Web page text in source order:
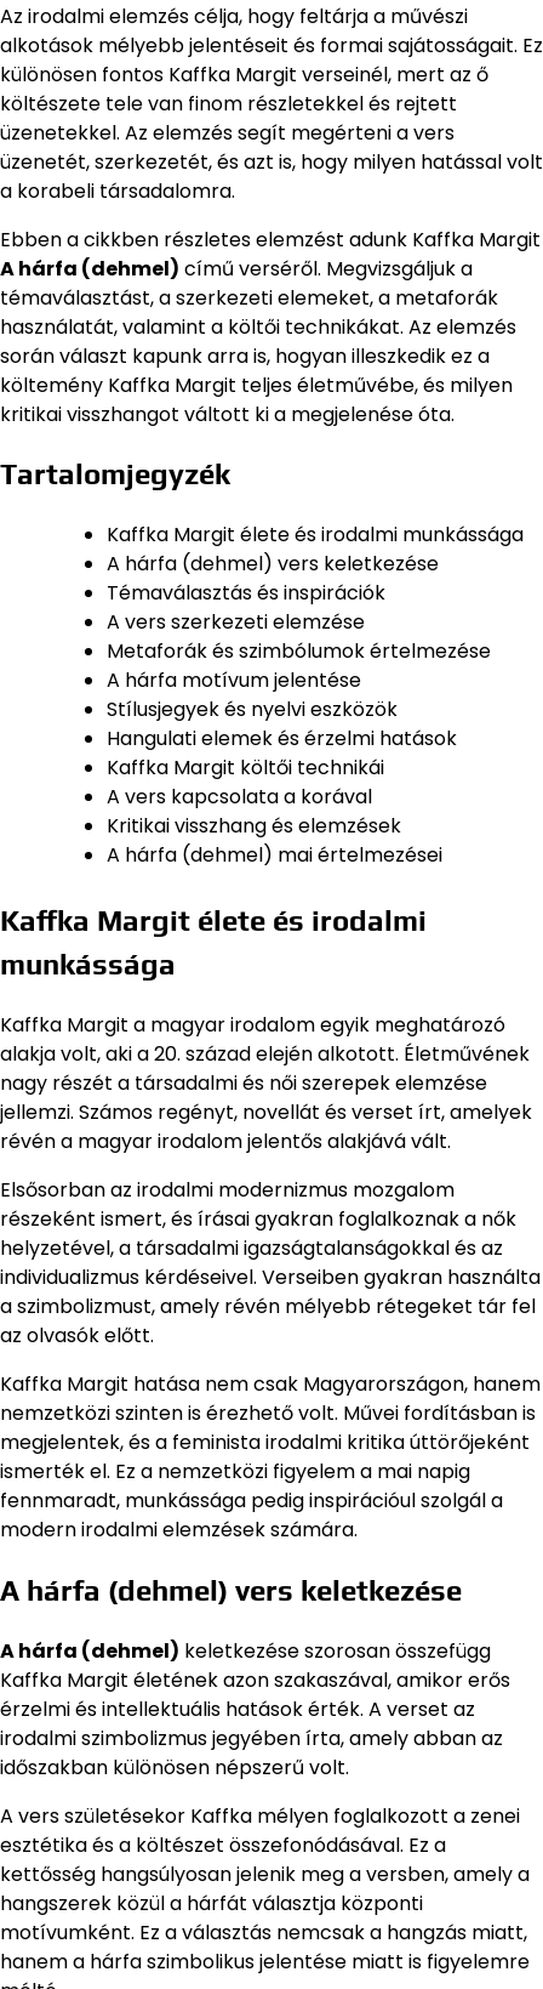
Az irodalmi elemzés célja, hogy feltárja a művészi
alkotások mélyebb jelentéseit és formai sajátosságait. Ez
különösen fontos Kaffka Margit verseinél, mert az ő
költészete tele van finom részletekkel és rejtett
üzenetekkel. Az elemzés segít megérteni a vers
üzenetét, szerkezetét, és azt is, hogy milyen hatással volt
a korabeli társadalomra.
Ebben a cikkben részletes elemzést adunk Kaffka Margit
A hárfa (dehmel) című verséről. Megvizsgáljuk a
témaválasztást, a szerkezeti elemeket, a metaforák
használatát, valamint a költői technikákat. Az elemzés
során választ kapunk arra is, hogyan illeszkedik ez a
költemény Kaffka Margit teljes életművébe, és milyen
kritikai visszhangot váltott ki a megjelenése óta.
Tartalomjegyzék
Kaffka Margit élete és irodalmi munkássága
A hárfa (dehmel) vers keletkezése
Témaválasztás és inspirációk
A vers szerkezeti elemzése
Metaforák és szimbólumok értelmezése
A hárfa motívum jelentése
Stílusjegyek és nyelvi eszközök
Hangulati elemek és érzelmi hatások
Kaffka Margit költői technikái
A vers kapcsolata a korával
Kritikai visszhang és elemzések
A hárfa (dehmel) mai értelmezései
Kaffka Margit élete és irodalmi
munkássága
Kaffka Margit a magyar irodalom egyik meghatározó
alakja volt, aki a 20. század elején alkotott. Életművének
nagy részét a társadalmi és női szerepek elemzése
jellemzi. Számos regényt, novellát és verset írt, amelyek
révén a magyar irodalom jelentős alakjává vált.
Elsősorban az irodalmi modernizmus mozgalom
részeként ismert, és írásai gyakran foglalkoznak a nők
helyzetével, a társadalmi igazságtalanságokkal és az
individualizmus kérdéseivel. Verseiben gyakran használta
a szimbolizmust, amely révén mélyebb rétegeket tár fel
az olvasók előtt.
Kaffka Margit hatása nem csak Magyarországon, hanem
nemzetközi szinten is érezhető volt. Művei fordításban is
megjelentek, és a feminista irodalmi kritika úttörőjeként
ismerték el. Ez a nemzetközi figyelem a mai napig
fennmaradt, munkássága pedig inspirációul szolgál a
modern irodalmi elemzések számára.
A hárfa (dehmel) vers keletkezése
A hárfa (dehmel) keletkezése szorosan összefügg
Kaffka Margit életének azon szakaszával, amikor erős
érzelmi és intellektuális hatások érték. A verset az
irodalmi szimbolizmus jegyében írta, amely abban az
időszakban különösen népszerű volt.
A vers születésekor Kaffka mélyen foglalkozott a zenei
esztétika és a költészet összefonódásával. Ez a
kettősség hangsúlyosan jelenik meg a versben, amely a
hangszerek közül a hárfát választja központi
motívumként. Ez a választás nemcsak a hangzás miatt,
hanem a hárfa szimbolikus jelentése miatt is figyelemre